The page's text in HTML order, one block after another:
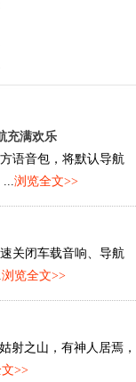
充满欢乐
语音包，将默认导航
...浏览全文>>
关闭车载音响、导航
浏览全文>>
射之山，有神人居焉，
>>